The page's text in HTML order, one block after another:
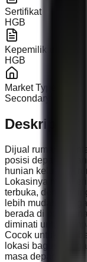
Sertifikat
HGB
Kepemilikan
HGB
Market Type
Secondary
Deskripsi
Dijual rumah 1
posisi depan
hunian keluarga,
Lokasinya
terbuka, dengan
lebih mudah.
berada di bawah
diminati untuk
Cocok untuk
lokasi bagus,
masa depan.